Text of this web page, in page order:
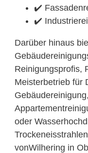
✔️
✔️
Darüber hinaus
Reinigungsprofis,
Meisterbetrieb für
oder
vonWilhering in